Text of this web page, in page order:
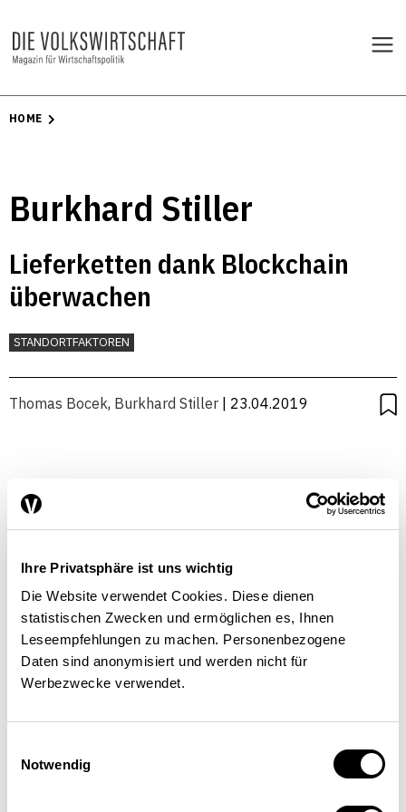
Ihre Privatsphäre ist uns wichtig
Die Website verwendet Cookies. Diese dienen
statistischen Zwecken und ermöglichen es, Ihnen
Leseempfehlungen zu machen. Personenbezogene
Daten sind anonymisiert und werden nicht für
Werbezwecke verwendet.
Notwendig
HOME
Burkhard Stiller
Lieferketten dank Blockchain
überwachen
STANDORTFAKTOREN
Thomas Bocek, Burkhard Stiller | 23.04.2019